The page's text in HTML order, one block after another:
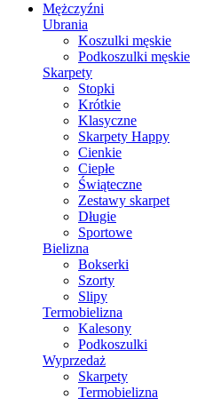
Mężczyźni
Ubrania
Koszulki męskie
Podkoszulki męskie
Skarpety
Stopki
Krótkie
Klasyczne
Skarpety Happy
Cienkie
Ciepłe
Świąteczne
Zestawy skarpet
Długie
Sportowe
Bielizna
Bokserki
Szorty
Slipy
Termobielizna
Kalesony
Podkoszulki
Wyprzedaż
Skarpety
Termobielizna